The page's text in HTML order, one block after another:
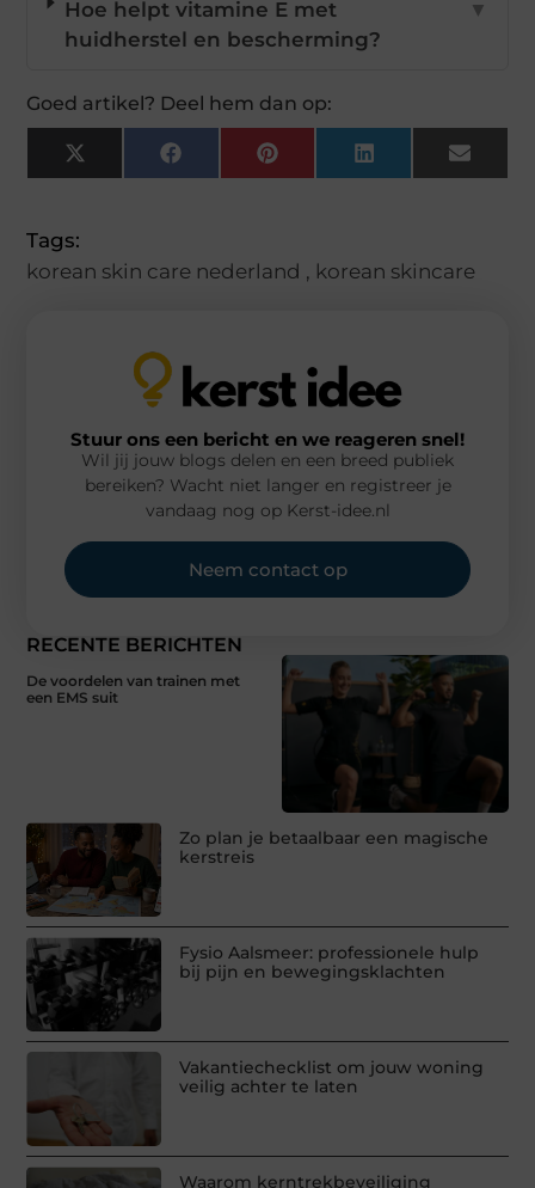
Hoe helpt vitamine E met
huidherstel en bescherming?
▼
Goed artikel? Deel hem dan op:
X
(Twitter)
FacebookPinterestLinkedInEmail
Tags:
korean skin care nederland , korean skincare
RECENTE BERICHTEN
De voordelen van trainen met
een EMS suit
Zo plan je betaalbaar een magische
kerstreis
Fysio Aalsmeer: professionele hulp
bij pijn en bewegingsklachten
Vakantiechecklist om jouw woning
veilig achter te laten
Waarom kerntrekbeveiliging
Stuur ons een bericht en we reageren snel!
Wil jij jouw blogs delen en een breed publiek
bereiken? Wacht niet langer en registreer je
vandaag nog op Kerst-idee.nl
Neem contact op